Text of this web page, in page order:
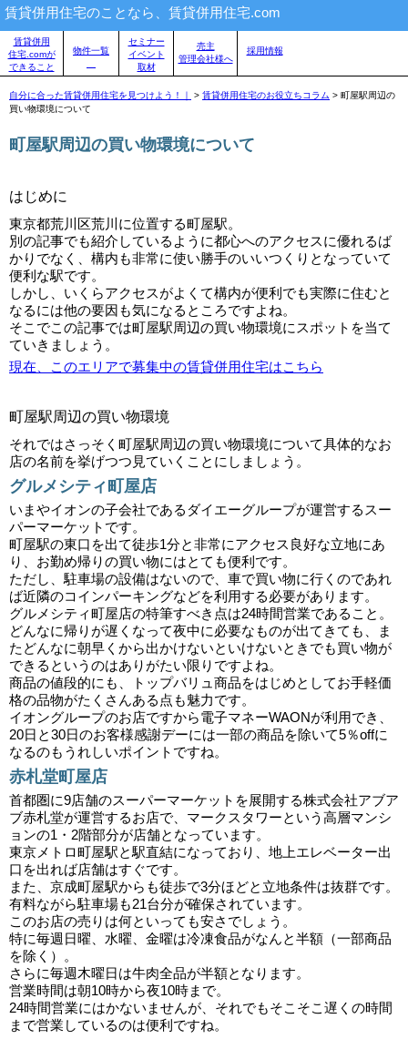
賃貸併用住宅のことなら、賃貸併用住宅.com
自分に合った賃貸併用住宅を見つけよう！｜ > 賃貸併用住宅のお役立ちコラム > 町屋駅周辺の
買い物環境について
町屋駅周辺の買い物環境について
はじめに
東京都荒川区荒川に位置する町屋駅。
別の記事でも紹介しているように都心へのアクセスに優れるば
かりでなく、構内も非常に使い勝手のいいつくりとなっていて
便利な駅です。
しかし、いくらアクセスがよくて構内が便利でも実際に住むと
なるには他の要因も気になるところですよね。
そこでこの記事では町屋駅周辺の買い物環境にスポットを当て
ていきましょう。
現在、このエリアで募集中の賃貸併用住宅はこちら
町屋駅周辺の買い物環境
それではさっそく町屋駅周辺の買い物環境について具体的なお
店の名前を挙げつつ見ていくことにしましょう。
グルメシティ町屋店
いまやイオンの子会社であるダイエーグループが運営するスー
パーマーケットです。
町屋駅の東口を出て徒歩1分と非常にアクセス良好な立地にあ
り、お勤め帰りの買い物にはとても便利です。
ただし、駐車場の設備はないので、車で買い物に行くのであれ
ば近隣のコインパーキングなどを利用する必要があります。
グルメシティ町屋店の特筆すべき点は24時間営業であること。
どんなに帰りが遅くなって夜中に必要なものが出てきても、ま
たどんなに朝早くから出かけないといけないときでも買い物が
できるというのはありがたい限りですよね。
商品の値段的にも、トップバリュ商品をはじめとしてお手軽価
格の品物がたくさんある点も魅力です。
イオングループのお店ですから電子マネーWAONが利用でき、
20日と30日のお客様感謝デーには一部の商品を除いて5％offに
なるのもうれしいポイントですね。
赤札堂町屋店
首都圏に9店舗のスーパーマーケットを展開する株式会社アブア
ブ赤札堂が運営するお店で、マークスタワーという高層マンシ
ョンの1・2階部分が店舗となっています。
東京メトロ町屋駅と駅直結になっており、地上エレベーター出
口を出れば店舗はすぐです。
また、京成町屋駅からも徒歩で3分ほどと立地条件は抜群です。
有料ながら駐車場も21台分が確保されています。
このお店の売りは何といっても安さでしょう。
特に毎週日曜、水曜、金曜は冷凍食品がなんと半額（一部商品
を除く）。
さらに毎週木曜日は牛肉全品が半額となります。
営業時間は朝10時から夜10時まで。
24時間営業にはかないませんが、それでもそこそこ遅くの時間
まで営業しているのは便利ですね。
賃貸併用
住宅.comが
できること
物件一覧
セミナー
イベント
取材
売主
管理会社様へ
採用情報